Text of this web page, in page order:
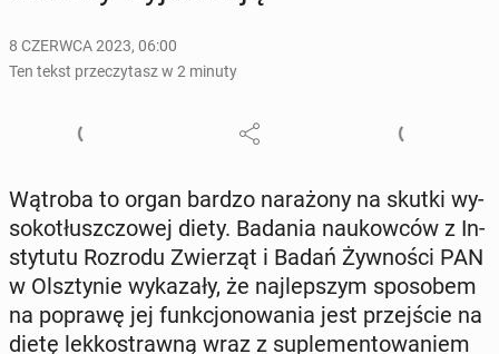
8 CZERWCA 2023, 06:00
Ten tekst przeczytasz w 2 minuty
Wątroba to organ bardzo na­ra­żo­ny na skutki wy­
so­ko­tłusz­czo­wej diety. Badania na­ukow­ców z In­
sty­tu­tu Rozrodu Zwie­rząt i Badań Żyw­no­ści PAN
w Olsz­ty­nie wy­ka­za­ły, że naj­lep­szym spo­so­bem
na poprawę jej funk­cjo­no­wa­nia jest przej­ście na
dietę lek­ko­straw­ną wraz z su­ple­men­to­wa­niem